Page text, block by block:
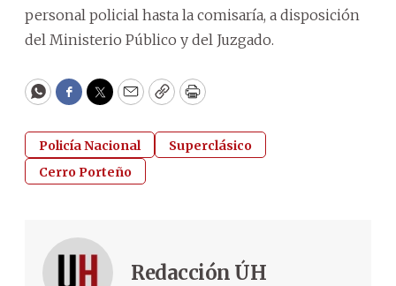
personal policial hasta la comisaría, a disposición
del Ministerio Público y del Juzgado.
WhatsApp
Facebook
Twitter
EmailCopyPrint
Policía Nacional
Superclásico
Cerro Porteño
Redacción ÚH